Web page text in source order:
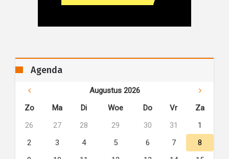
Agenda
Augustus 2026
Zo
Ma Di Woe Do Vr
Za
26
27 28 29 30 31
1
2
3 4 5 6 7
8